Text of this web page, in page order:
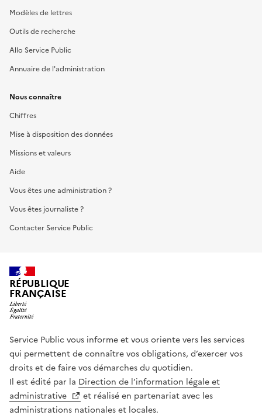
Modèles de lettres
Outils de recherche
Allo Service Public
Annuaire de l'administration
Nous connaître
Chiffres
Mise à disposition des données
Missions et valeurs
Aide
Vous êtes une administration ?
Vous êtes journaliste ?
Contacter Service Public
RÉPUBLIQUE
FRANÇAISE
Service Public vous informe et vous oriente vers les services
qui permettent de connaître vos obligations, d’exercer vos
droits et de faire vos démarches du quotidien.
Il est édité par la Direction de l’information légale et
administrative
et réalisé en partenariat avec les
administrations nationales et locales.